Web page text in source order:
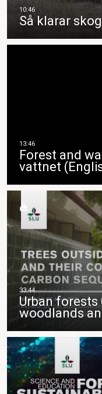
Så klarar
Forest and
vattnet
Urban forests
woodlands